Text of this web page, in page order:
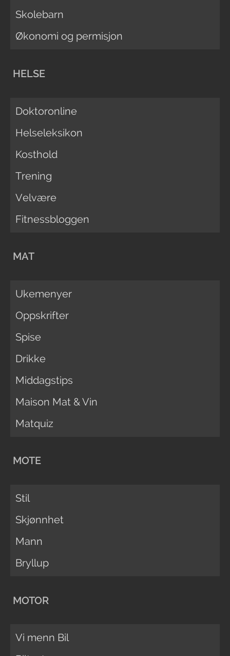
Skolebarn
Økonomi og permisjon
HELSE
Doktoronline
Helseleksikon
Kosthold
Trening
Velvære
Fitnessbloggen
MAT
Ukemenyer
Oppskrifter
Spise
Drikke
Middagstips
Maison Mat & Vin
Matquiz
MOTE
Stil
Skjønnhet
Mann
Bryllup
MOTOR
Vi menn Bil